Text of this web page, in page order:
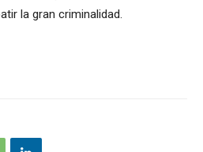
la gran criminalidad.